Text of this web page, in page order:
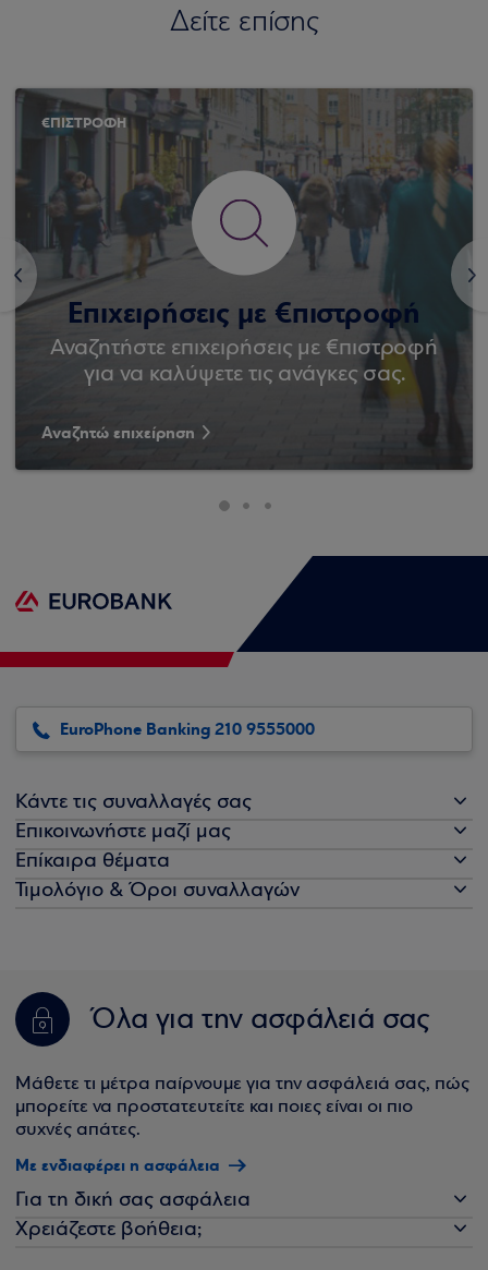
Δείτε επίσης
<
€ΠΙΣΤΡΟΦΗ
Επιχειρήσεις με €πιστροφή
Αναζητήστε επιχειρήσεις με €πιστροφή
για να καλύψετε τις ανάγκες σας.
Αναζητώ επιχείρηση
>
EuroPhone Banking 210 9555000
Κάντε τις συναλλαγές σας
Επικοινωνήστε μαζί μας
Επίκαιρα θέματα
Τιμολόγιο & Όροι συναλλαγών
Όλα για την ασφάλειά σας
Μάθετε τι μέτρα παίρνουμε για την ασφάλειά σας, πώς
μπορείτε να προστατευτείτε και ποιες είναι οι πιο
συχνές απάτες.
Με ενδιαφέρει η ασφάλεια
Για τη δική σας ασφάλεια
Χρειάζεστε βοήθεια;